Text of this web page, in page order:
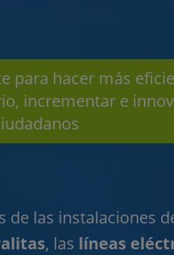
para hacer más
incrementar e
de las instalaciones
, las líneas